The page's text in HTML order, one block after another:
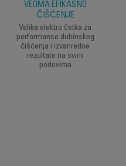
VEOMA EFIKASNO
ČIŠĆENJE
Velika elektro četka za
performanse dubinskog
čišćenja i izvanredne
rezultate na svim
podovima